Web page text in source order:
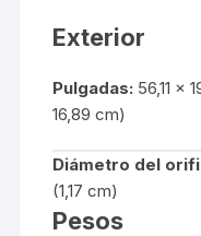
Exterior
Pulgadas: 56,11 x
16,89 cm)
Diámetro del
(1,17 cm)
Pesos